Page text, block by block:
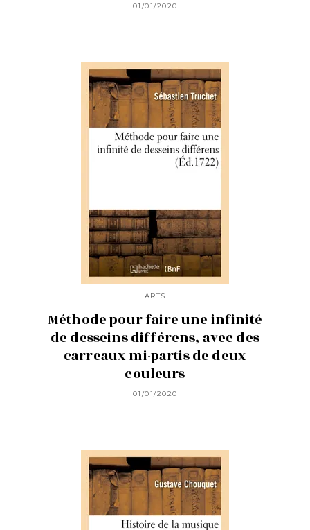
01/01/2020
ARTS
Méthode pour faire une infinité
de desseins différens, avec des
carreaux mi-partis de deux
couleurs
01/01/2020